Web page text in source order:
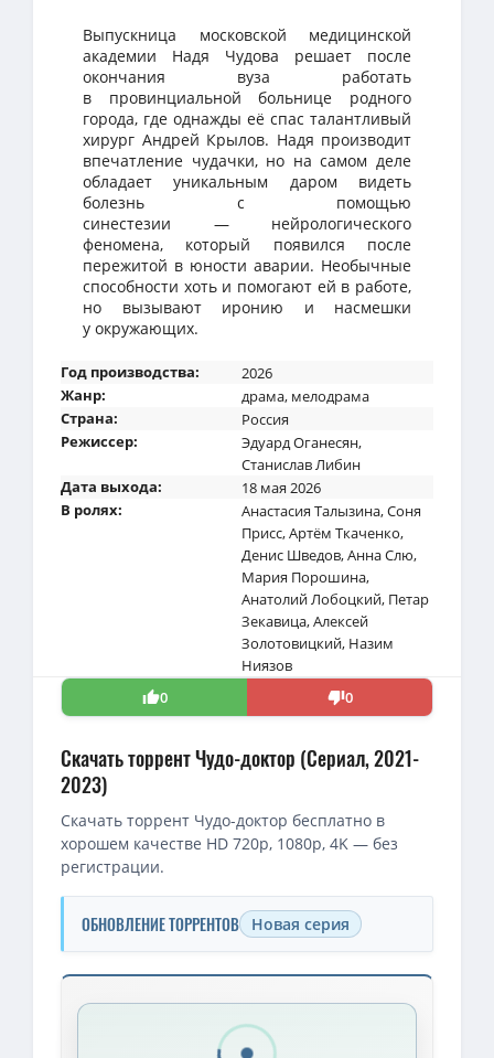
Выпускница московской медицинской
академии Надя Чудова решает после
окончания вуза работать
в провинциальной больнице родного
города, где однажды её спас талантливый
хирург Андрей Крылов. Надя производит
впечатление чудачки, но на самом деле
обладает уникальным даром видеть
болезнь с помощью
синестезии — нейрологического
феномена, который появился после
пережитой в юности аварии. Необычные
способности хоть и помогают ей в работе,
но вызывают иронию и насмешки
у окружающих.
Год производства:
2026
Жанр:
драма, мелодрама
Страна:
Россия
Режиссер:
Эдуард Оганесян,
Станислав Либин
Дата выхода:
18 мая 2026
В ролях:
Анастасия Талызина,Соня
Присс,Артём Ткаченко,
Денис Шведов,Анна Слю,
Мария Порошина,
Анатолий Лобоцкий, Петар
Зекавица,Алексей
Золотовицкий, Назим
Ниязов
0
0
Скачать торрент Чудо-доктор (Сериал, 2021-
2023)
Скачать торрент Чудо-доктор бесплатно в
хорошем качестве HD 720p, 1080p, 4K — без
регистрации.
ОБНОВЛЕНИЕ ТОРРЕНТОВ Новая серия
Скачать торрент — Чудо-доктор / Сезон: 01 (2026)
Чудо-доктор / Сезон: 1 / Серии: 1-12 из 12 (Станислав Либин)